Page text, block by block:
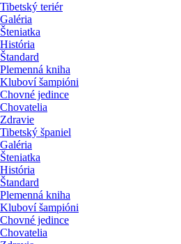
Tibetský teriér
Galéria
Šteniatka
História
Štandard
Plemenná kniha
Kluboví šampióni
Chovné jedince
Chovatelia
Zdravie
Tibetský španiel
Galéria
Šteniatka
História
Štandard
Plemenná kniha
Kluboví šampióni
Chovné jedince
Chovatelia